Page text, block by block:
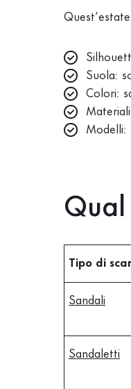
Suola:
Colori:
Modelli:
Tipo di
Sandali
Sandaletti